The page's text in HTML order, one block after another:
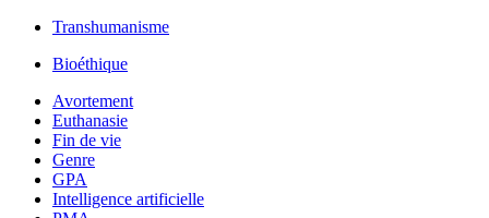
Transhumanisme
Bioéthique
Avortement
Euthanasie
Fin de vie
Genre
GPA
Intelligence artificielle